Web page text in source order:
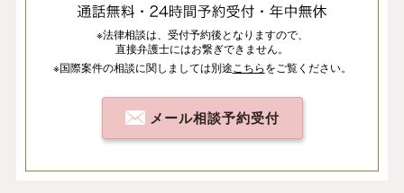
※法律相談は、 受付予約後となりますので、
直接弁護士にはお繋ぎできません。
※国際案件の相談に関しましては別途 こちらをご覧ください。
メール相談予約受付